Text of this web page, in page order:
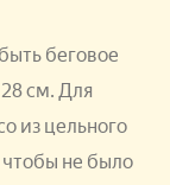
беговое
см. Для
из цельного
не было